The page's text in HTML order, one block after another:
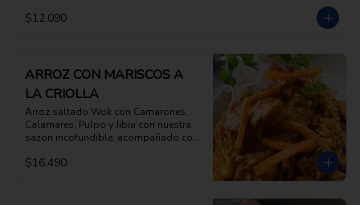
$12.090
ARROZ CON MARISCOS A
LA CRIOLLA
Arroz saltado Wok con Camarones,
Calamares, Pulpo y Jibia con nuestra
sazon incofundible, acompañado con
$16.490